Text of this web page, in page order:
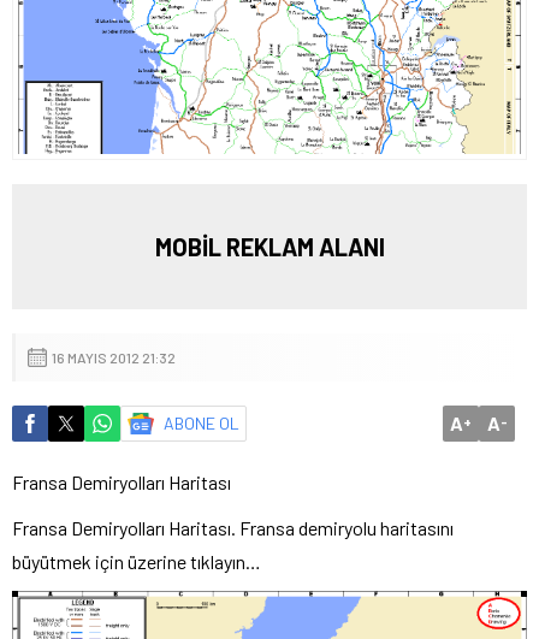
MOBİL REKLAM ALANI
16 MAYIS 2012 21:32
ABONE OL A+ A-
Fransa Demiryolları Haritası
Fransa Demiryolları Haritası. Fransa demiryolu haritasını
büyütmek için üzerine tıklayın…